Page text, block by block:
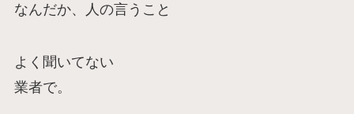
なんだか、人の言うこと
よく聞いてない
業者で。